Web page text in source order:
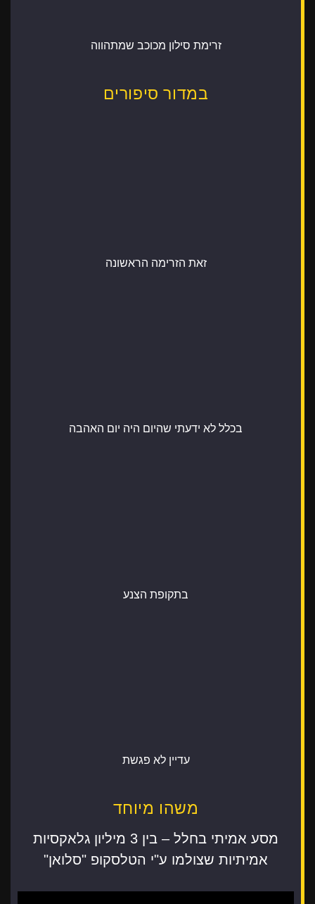
זרימת סילון מכוכב שמתהווה
במדור סיפורים
זאת הזרימה הראשונה
בכלל לא ידעתי שהיום היה יום האהבה
בתקופת הצנע
עדיין לא פגשת
משהו מיוחד
מסע אמיתי בחלל – בין 3 מיליון גלאקסיות
אמיתיות שצולמו ע"י הטלסקופ "סלואן"